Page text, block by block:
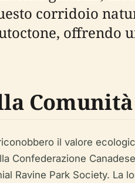
corridoio
offrendo
il valore
Confederazione
Ravine Park Society.